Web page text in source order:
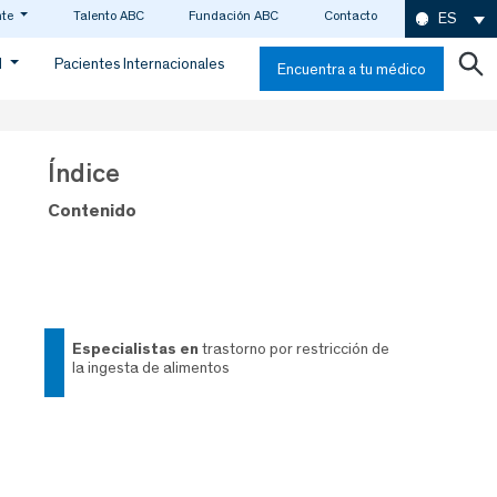
Talento ABC Fundación ABC Contacto ES
Pacientes Internacionales Encuentra a tu médico
Índice
Contenido
especialistas en trastorno por restricción de
la ingesta de alimentos